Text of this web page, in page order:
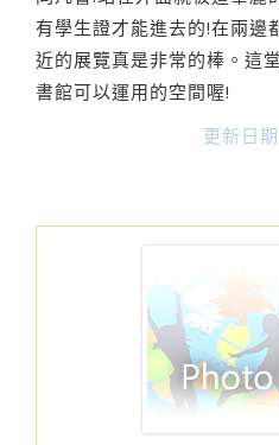
有學生證才能進去的!在兩邊
近的展覽真是非常的棒。這
書館可以運用的空間喔!
更新日